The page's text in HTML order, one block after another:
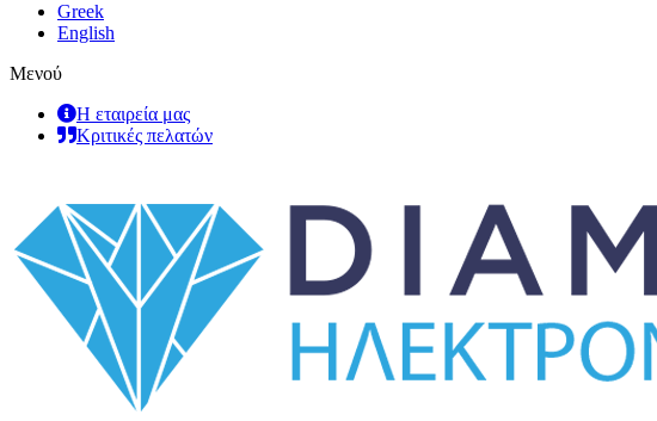
Greek
English
Μενού
Η εταιρεία μας
Κριτικές πελατών